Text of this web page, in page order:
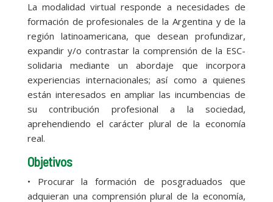
La modalidad virtual responde a necesidades de
formación de profesionales de la Argentina y de la
región latinoamericana, que desean profundizar,
expandir y/o contrastar la comprensión de la ESC-
solidaria mediante un abordaje que incorpora
experiencias internacionales; así como a quienes
están interesados en ampliar las incumbencias de
su contribución profesional a la sociedad,
aprehendiendo el carácter plural de la economía
real.
Objetivos
• Procurar la formación de posgraduados que
adquieran una comprensión plural de la economía,